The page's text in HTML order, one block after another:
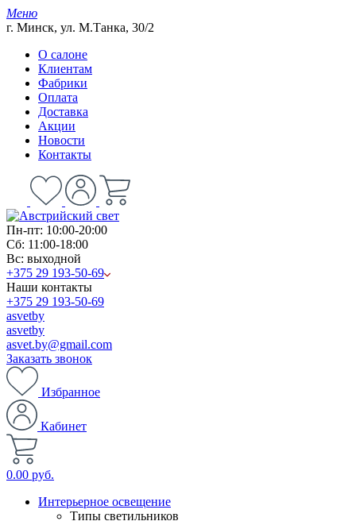
Меню
г. Минск, ул. М.Танка, 30/2
О салоне
Клиентам
Фабрики
Оплата
Доставка
Акции
Новости
Контакты
Пн-пт: 10:00-20:00
Сб: 11:00-18:00
Вс: выходной
+375 29 193-50-69
Наши контакты
+375 29 193-50-69
asvetby
asvetby
asvet.by@gmail.com
Заказать звонок
Избранное
Кабинет
0.00 руб.
Интерьерное освещение
Типы светильников